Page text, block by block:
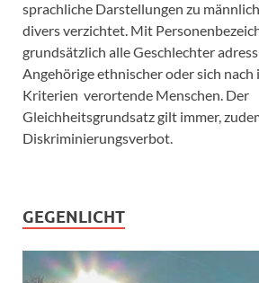
sprachliche Darstellungen zu
divers verzichtet. Mit
grundsätzlich alle Geschlechter
Angehörige ethnischer oder sich
Kriterien verortende Menschen. Der
Gleichheitsgrundsatz gilt immer,
Diskriminierungsverbot.
GEGENLICHT